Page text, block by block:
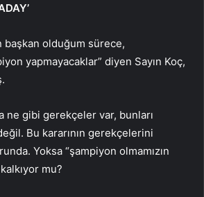
başkan olduğum sürece,
yapmayacaklar” diyen Sayın Koç,
ne gibi gerekçeler var, bunları
Bu kararının gerekçelerini
Yoksa “şampiyon olmamızın
mu?